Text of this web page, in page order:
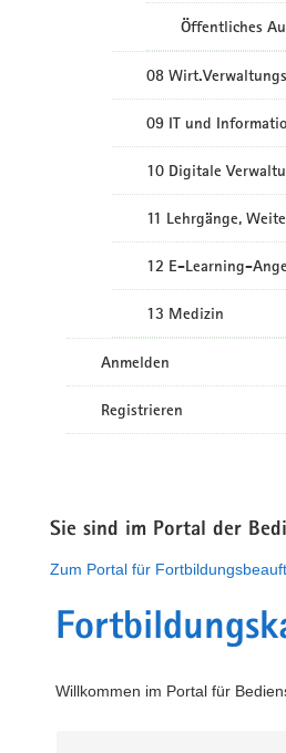
Öffentliches
08
09 IT und
10 Digitale
11 Lehrgänge,
12 E-Learning-
13 Medizin
Anmelden
Registrieren
Sie sind im Portal der
Zum Portal für
Willkommen im Portal für